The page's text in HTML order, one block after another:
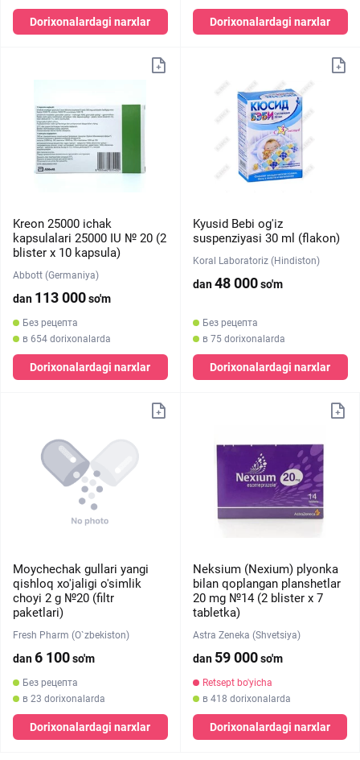
Dorixonalardagi narxlar Dorixonalardagi narxlar
Kreon 25000 ichak
kapsulalari 25000 IU № 20 (2
blister х 10 kapsula)
Abbott (Germaniya)
dan 113 000so'm
Без рецепта
в 654 dorixonalarda
Dorixonalardagi narxlar
Kyusid Bebi og'iz
suspenziyasi 30 ml (flakon)
Koral Laboratoriz (Hindiston)
dan48 000so'm
Без рецепта
в 75 dorixonalarda
Dorixonalardagi narxlar
Moychechak gullari yangi
qishloq xo'jaligi o'simlik
choyi 2 g №20 (filtr
paketlari)
Fresh Pharm (O`zbekiston)
dan6 100so'm
Без рецепта
в 23 dorixonalarda
Dorixonalardagi narxlar
Neksium (Nexium) plyonka
bilan qoplangan planshetlar
20 mg №14 (2 blister х 7
tabletka)
Astra Zeneka (Shvetsiya)
dan 59 000so'm
Retsept bo'yicha
в 418 dorixonalarda
Dorixonalardagi narxlar